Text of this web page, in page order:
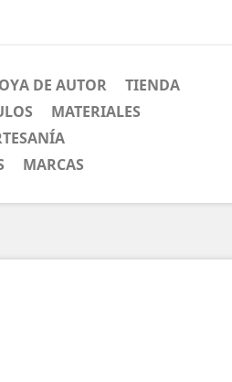
DE AUTOR
TIENDA
MATERIALES
MARCAS